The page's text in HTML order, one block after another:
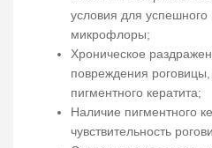
условия для успешного
микрофлоры;
Хроническое
повреждения роговицы,
пигментного кератита;
Наличие пигментного
чувствительность